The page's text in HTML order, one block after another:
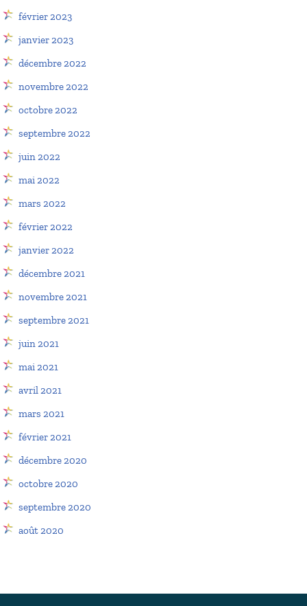
février 2023
janvier 2023
décembre 2022
novembre 2022
octobre 2022
septembre 2022
juin 2022
mai 2022
mars 2022
février 2022
janvier 2022
décembre 2021
novembre 2021
septembre 2021
juin 2021
mai 2021
avril 2021
mars 2021
février 2021
décembre 2020
octobre 2020
septembre 2020
août 2020